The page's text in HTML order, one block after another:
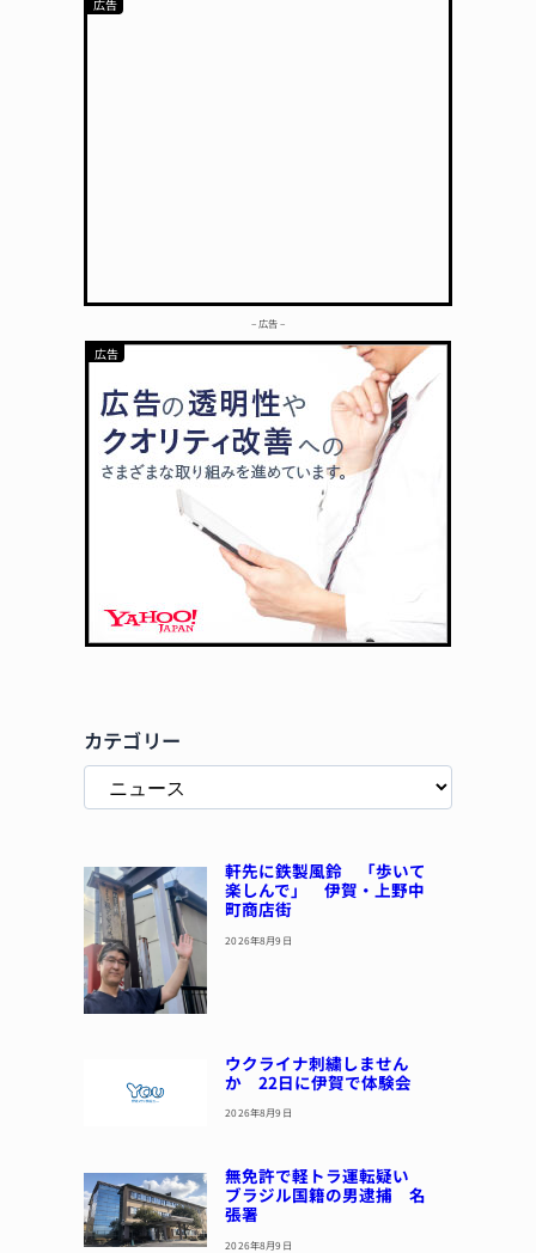
– 広告 –
カテゴリー
軒先に鉄製風鈴 「歩いて
楽しんで」 伊賀・上野中
町商店街
2026年8月9日
ウクライナ刺繍しません
か 22日に伊賀で体験会
2026年8月9日
無免許で軽トラ運転疑い
ブラジル国籍の男逮捕 名
張署
2026年8月9日